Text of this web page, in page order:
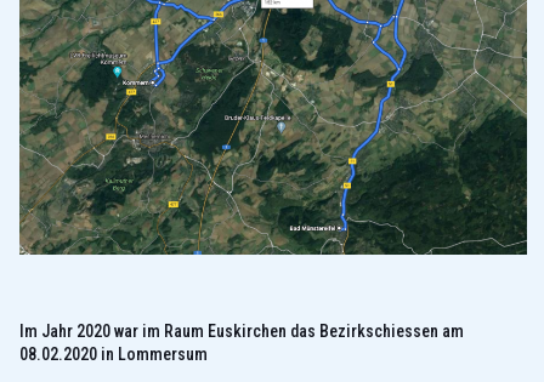
Im Jahr 2020 war im Raum Euskirchen das Bezirkschiessen am
08.02.2020 in Lommersum